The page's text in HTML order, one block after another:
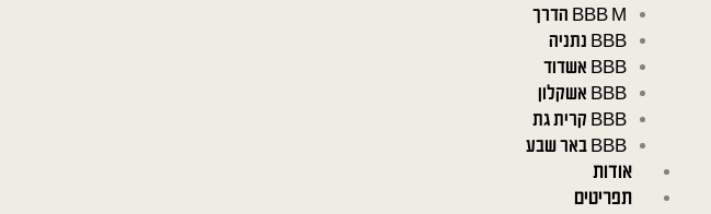
BBB M הדרך
BBB נתניה
BBB אשדוד
BBB אשקלון
BBB קרית גת
BBB באר שבע
אודות
תפריטים